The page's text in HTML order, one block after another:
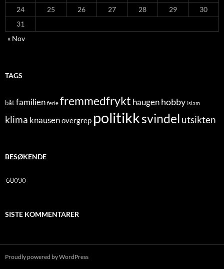
24
25 26 27 28 29
30
31
« Nov
TAGS
båtfamilien ferie fremmedfrykt haugen hobby Islam
klima knausenovergrep politikksvindel utsikten
BESØKENDE
SISTE KOMMENTARER
Proudly powered by WordPress